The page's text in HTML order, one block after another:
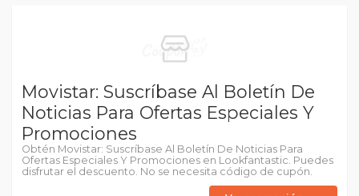
Movistar: Suscríbase Al Boletín De
Noticias Para Ofertas Especiales Y
Promociones
Obtén Movistar: Suscríbase Al Boletín De Noticias Para
Ofertas Especiales Y Promociones en Lookfantastic. Puedes
disfrutar el descuento. No se necesita código de cupón.